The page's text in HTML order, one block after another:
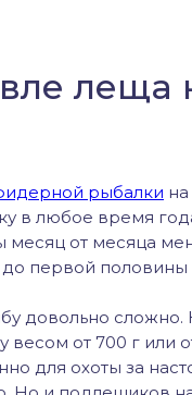
леща
рыбалки
в любое время
месяц от месяца
до первой половины
довольно сложно.
от 700 г или
для охоты за